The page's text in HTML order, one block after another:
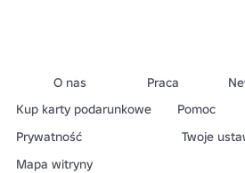
O nas Praca
Kup karty podarunkowe
Pomoc
Prywatność
Twoje
Mapa witryny